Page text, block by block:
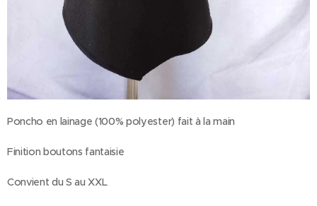
Poncho en lainage (100% polyester) fait à la main
Finition boutons fantaisie
Convient du S au XXL